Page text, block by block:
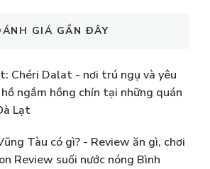
GIÁ GẦN ĐÂY
Chéri Dalat - nơi trú ngụ và yêu
ngắm hồng chín tại những quán
Lạt
Tàu có gì? - Review ăn gì, chơi
on Review suối nước nóng Bình